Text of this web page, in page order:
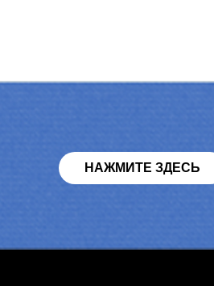
НАЖМИТЕ ЗДЕСЬ